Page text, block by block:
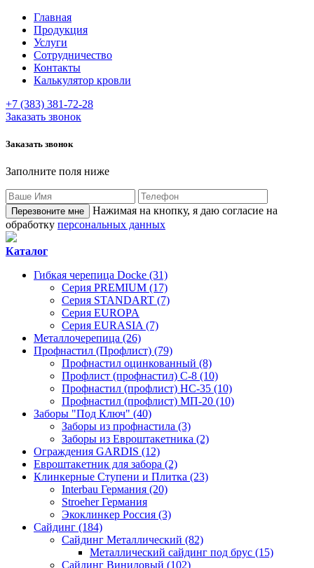
Главная
Продукция
Услуги
Сотрудничество
Контакты
Калькулятор кровли
+7 (383) 381-72-28
Заказать звонок
Заказать звонок
Заполните поля ниже
Нажимая на кнопку, я даю согласие на
обработку персональных данных
Каталог
Гибкая черепица Docke (31)
Серия PREMIUM (17)
Серия STANDART (7)
Серия EUROPA
Серия EURASIA (7)
Металлочерепица (26)
Профнастил (Профлист) (79)
Профнастил оцинкованный (8)
Профлист (профнастил) С-8 (10)
Профнастил (профлист) НС-35 (10)
Профнастил (профлист) МП-20 (10)
Заборы "Под Ключ" (40)
Заборы из профнастила (3)
Заборы из Евроштакетника (2)
Ограждения GARDIS (12)
Евроштакетник для забора (2)
Клинкерные Ступени и Плитка (23)
Interbau Германия (20)
Stroeher Германия
Экоклинкер Россия (3)
Сайдинг (184)
Сайдинг Металлический (82)
Металлический сайдинг под брус (15)
Сайдинг Виниловый (102)